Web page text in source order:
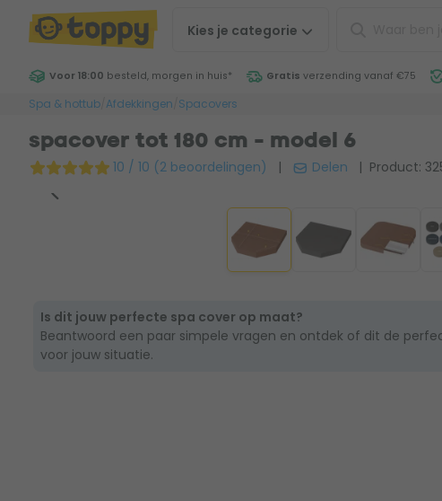
Kies je categorie
Voor 18:00 besteld, morgen in huis* Gratis verzending vanaf €75
Spa & hottub Afdekkingen Spacovers
spacover tot 180 cm - model 6
10 / 10 (2 beoordelingen) | Delen | Product:
Is dit jouw perfecte spa cover op maat?
Beantwoord een paar simpele vragen en ontdek of dit de
voor jouw situatie.